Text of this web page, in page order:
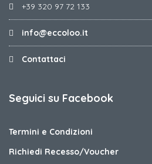
+39 320 97 72 133
info@eccoloo.it
Contattaci
Seguici su Facebook
Termini e Condizioni
Richiedi Recesso/Voucher